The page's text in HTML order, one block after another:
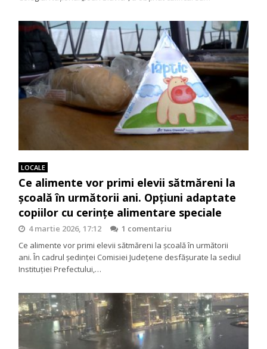
LOCALE
Ce alimente vor primi elevii sătmăreni la
școală în următorii ani. Opțiuni adaptate
copiilor cu cerințe alimentare speciale
4 martie 2026, 17:12
1 comentariu
Ce alimente vor primi elevii sătmăreni la școală în următorii
ani. În cadrul ședinței Comisiei Județene desfășurate la sediul
Instituției Prefectului,…